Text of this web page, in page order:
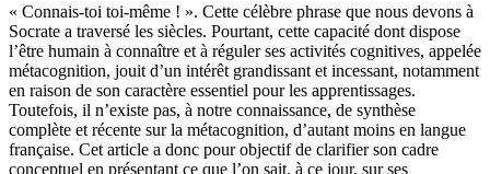
« Connais-toi toi-même ! ». Cette célèbre phrase que nous devons à
Socrate a traversé les siècles. Pourtant, cette capacité dont dispose
l’être humain à connaître et à réguler ses activités cognitives, appelée
métacognition, jouit d’un intérêt grandissant et incessant, notamment
en raison de son caractère essentiel pour les apprentissages.
Toutefois, il n’existe pas, à notre connaissance, de synthèse
complète et récente sur la métacognition, d’autant moins en langue
française. Cet article a donc pour objectif de clarifier son cadre
conceptuel en présentant ce que l’on sait, à ce jour, sur ses